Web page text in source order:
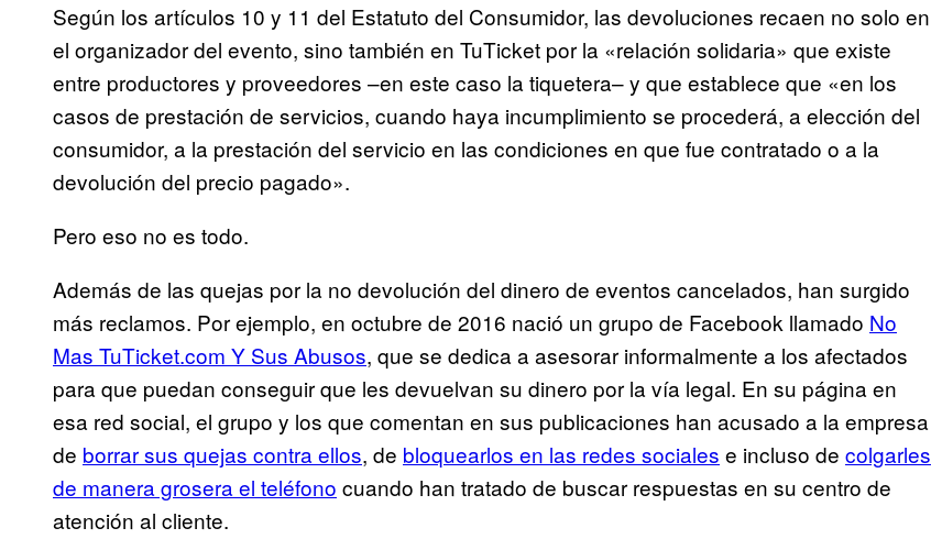
Según los artículos 10 y 11 del Estatuto del Consumidor, las devoluciones recaen no solo en
el organizador del evento, sino también en TuTicket por la «relación solidaria» que existe
entre productores y proveedores –en este caso la tiquetera– y que establece que «en los
casos de prestación de servicios, cuando haya incumplimiento se procederá, a elección del
consumidor, a la prestación del servicio en las condiciones en que fue contratado o a la
devolución del precio pagado».
Pero eso no es todo.
Además de las quejas por la no devolución del dinero de eventos cancelados, han surgido
más reclamos. Por ejemplo, en octubre de 2016 nació un grupo de Facebook llamado No
Mas TuTicket.com Y Sus Abusos, que se dedica a asesorar informalmente a los afectados
para que puedan conseguir que les devuelvan su dinero por la vía legal. En su página en
esa red social, el grupo y los que comentan en sus publicaciones han acusado a la empresa
de borrar sus quejas contra ellos, de bloquearlos en las redes sociales e incluso de colgarles
de manera grosera el teléfono cuando han tratado de buscar respuestas en su centro de
atención al cliente.